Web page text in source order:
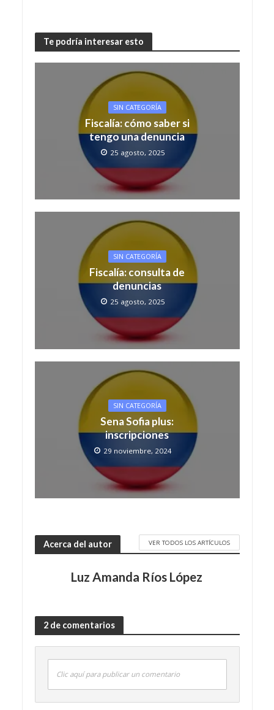
Te podría interesar esto
SIN CATEGORÍA
Fiscalía: cómo saber si
tengo una denuncia
25 agosto, 2025
SIN CATEGORÍA
Fiscalía: consulta de
denuncias
25 agosto, 2025
SIN CATEGORÍA
Sena Sofia plus:
inscripciones
29 noviembre, 2024
Acerca del autor VER TODOS LOS ARTÍCULOS
Luz Amanda Ríos López
2 de comentarios
Clic aquí para publicar un comentario